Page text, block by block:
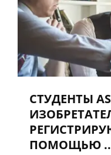
СТУДЕНТЫ
ПОМОЩЬЮ